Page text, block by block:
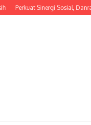
Perkuat Sinergi Sosial, Danramil